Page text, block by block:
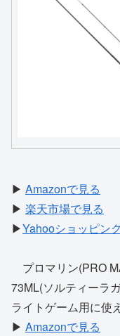
▶ Amazonで見る
▶ 楽天市場で見る
▶Yahooショッピン
プロマリン(PRO
73ML(ソルティーラ
ライトゲーム用に使
▶ Amazonで見る